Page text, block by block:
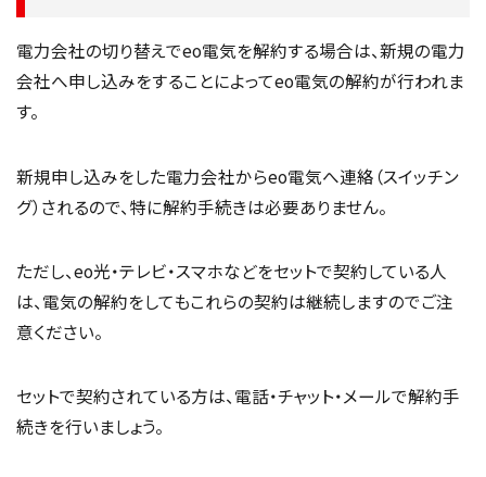
電力会社の切り替えでeo電気を解約する場合は、新規の電力
会社へ申し込みをすることによってeo電気の解約が行われま
す。
新規申し込みをした電力会社からeo電気へ連絡（スイッチン
グ）されるので、特に解約手続きは必要ありません。
ただし、eo光・テレビ・スマホなどをセットで契約している人
は、電気の解約をしてもこれらの契約は継続しますのでご注
意ください。
セットで契約されている方は、電話・チャット・メールで解約手
続きを行いましょう。